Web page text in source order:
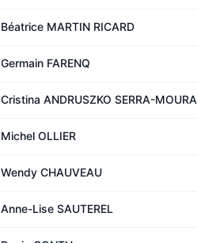
Béatrice MARTIN RICARD
Germain FARENQ
Cristina ANDRUSZKO SERRA-MOURA
Michel OLLIER
Wendy CHAUVEAU
Anne-Lise SAUTEREL